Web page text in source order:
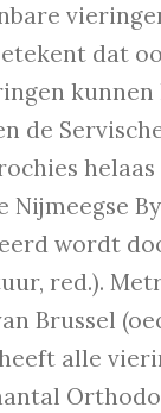
dat
kunnen
de
helaas
Nijmeegse
wordt
red.).
Brussel
alle